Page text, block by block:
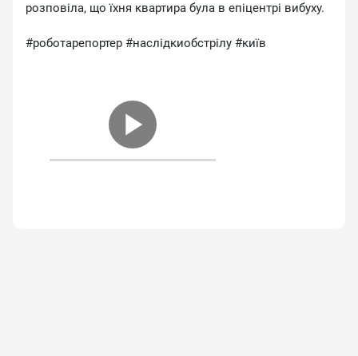
розповіла, що їхня квартира була в епіцентрі вибуху.
#роботарепортер #наслідкиобстрілу #київ